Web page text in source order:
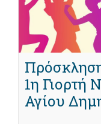
1η Γιορτή
Αγίου